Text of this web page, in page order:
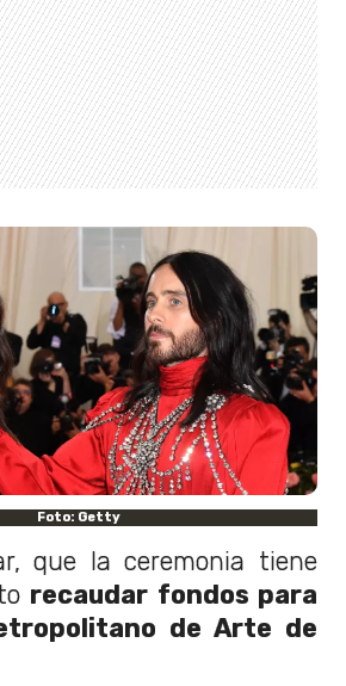
Foto: Getty
que la ceremonia tiene
recaudar fondos para
de Arte de